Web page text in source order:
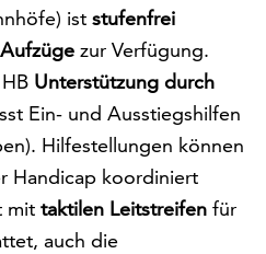
iststufenfrei
Aufzüge zur Verfügung.
Unterstützung durch
Ein- und Ausstiegshilfen
Hilfestellungen können
Handicap koordiniert
mittaktilen Leitstreifen für
auch die